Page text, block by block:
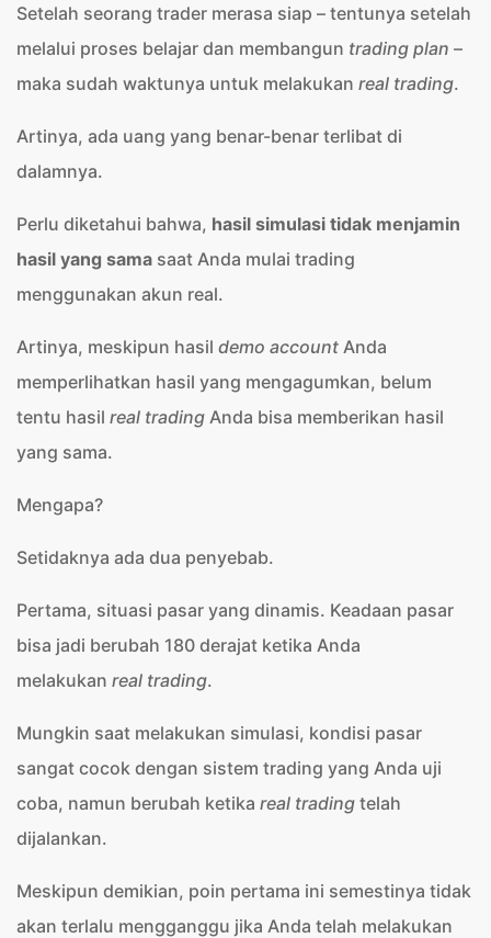
Setelah seorang trader merasa siap – tentunya setelah
melalui proses belajar dan membangun trading plan –
maka sudah waktunya untuk melakukan real trading.
Artinya, ada uang yang benar-benar terlibat di
dalamnya.
Perlu diketahui bahwa, hasil simulasi tidak menjamin
hasil yang sama saat Anda mulai trading
menggunakan akun real.
Artinya, meskipun hasil demo account Anda
memperlihatkan hasil yang mengagumkan, belum
tentu hasil real trading Anda bisa memberikan hasil
yang sama.
Mengapa?
Setidaknya ada dua penyebab.
Pertama, situasi pasar yang dinamis. Keadaan pasar
bisa jadi berubah 180 derajat ketika Anda
melakukan real trading.
Mungkin saat melakukan simulasi, kondisi pasar
sangat cocok dengan sistem trading yang Anda uji
coba, namun berubah ketika real trading telah
dijalankan.
Meskipun demikian, poin pertama ini semestinya tidak
akan terlalu mengganggu jika Anda telah melakukan